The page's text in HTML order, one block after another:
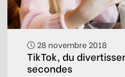
28 novembre 2018
TikTok, du
secondes